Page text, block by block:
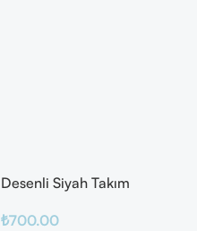
Desenli Siyah Takım
₺700.00